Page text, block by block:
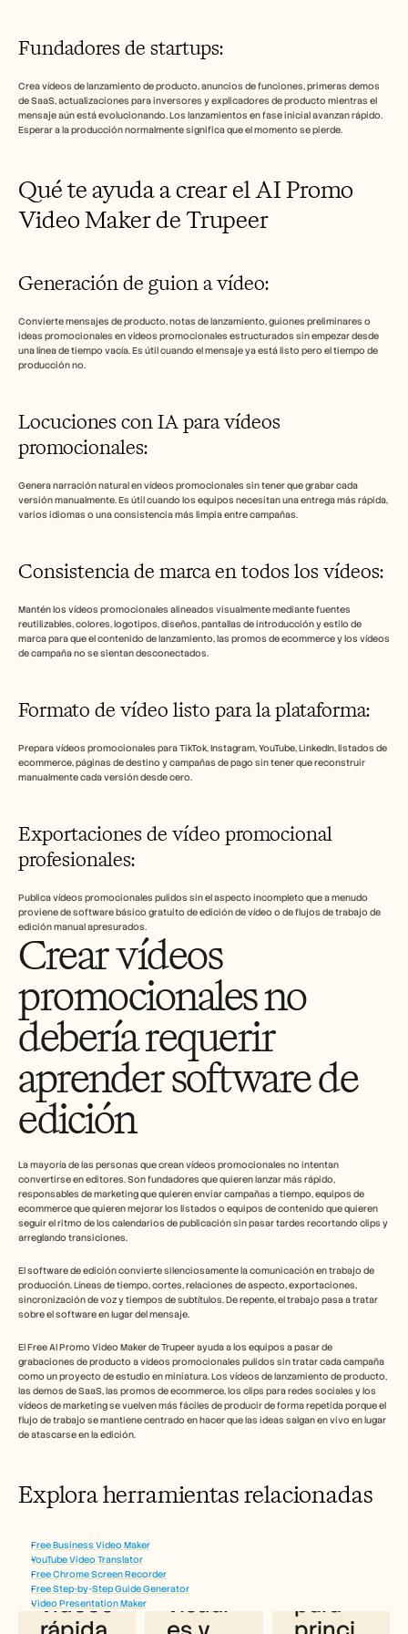
Fundadores de startups:
Crea vídeos de lanzamiento de producto, anuncios de funciones, primeras demos
de SaaS, actualizaciones para inversores y explicadores de producto mientras el
mensaje aún está evolucionando. Los lanzamientos en fase inicial avanzan rápido.
Esperar a la producción normalmente significa que el momento se pierde.
Qué te ayuda a crear el AI Promo
Video Maker de Trupeer
Generación de guion a vídeo:
Convierte mensajes de producto, notas de lanzamiento, guiones preliminares o
ideas promocionales en vídeos promocionales estructurados sin empezar desde
una línea de tiempo vacía. Es útil cuando el mensaje ya está listo pero el tiempo de
producción no.
Locuciones con IA para vídeos
promocionales:
Genera narración natural en vídeos promocionales sin tener que grabar cada
versión manualmente. Es útil cuando los equipos necesitan una entrega más rápida,
varios idiomas o una consistencia más limpia entre campañas.
Consistencia de marca en todos los vídeos:
Mantén los vídeos promocionales alineados visualmente mediante fuentes
reutilizables, colores, logotipos, diseños, pantallas de introducción y estilo de
marca para que el contenido de lanzamiento, las promos de ecommerce y los vídeos
de campaña no se sientan desconectados.
Formato de vídeo listo para la plataforma:
Prepara vídeos promocionales para TikTok, Instagram, YouTube, LinkedIn, listados de
ecommerce, páginas de destino y campañas de pago sin tener que reconstruir
manualmente cada versión desde cero.
Exportaciones de vídeo promocional
profesionales:
Publica vídeos promocionales pulidos sin el aspecto incompleto que a menudo
proviene de software básico gratuito de edición de vídeo o de flujos de trabajo de
edición manual apresurados.
Crear vídeos
promocionales no
debería requerir
aprender software de
edición
La mayoría de las personas que crean vídeos promocionales no intentan
convertirse en editores. Son fundadores que quieren lanzar más rápido,
responsables de marketing que quieren enviar campañas a tiempo, equipos de
ecommerce que quieren mejorar los listados o equipos de contenido que quieren
seguir el ritmo de los calendarios de publicación sin pasar tardes recortando clips y
arreglando transiciones.
El software de edición convierte silenciosamente la comunicación en trabajo de
producción. Líneas de tiempo, cortes, relaciones de aspecto, exportaciones,
sincronización de voz y tiempos de subtítulos. De repente, el trabajo pasa a tratar
sobre el software en lugar del mensaje.
El Free AI Promo Video Maker de Trupeer ayuda a los equipos a pasar de
grabaciones de producto a vídeos promocionales pulidos sin tratar cada campaña
como un proyecto de estudio en miniatura. Los vídeos de lanzamiento de producto,
las demos de SaaS, las promos de ecommerce, los clips para redes sociales y los
vídeos de marketing se vuelven más fáciles de producir de forma repetida porque el
flujo de trabajo se mantiene centrado en hacer que las ideas salgan en vivo en lugar
de atascarse en la edición.
Explora herramientas relacionadas
Free Business Video Maker
YouTube Video Translator
Free Chrome Screen Recorder
Free Step-by-Step Guide Generator
Video Presentation Maker
Beneficios de usar el creador gratuito
Trupeer
Creaci
ón de
vídeos
ntos
visual
para